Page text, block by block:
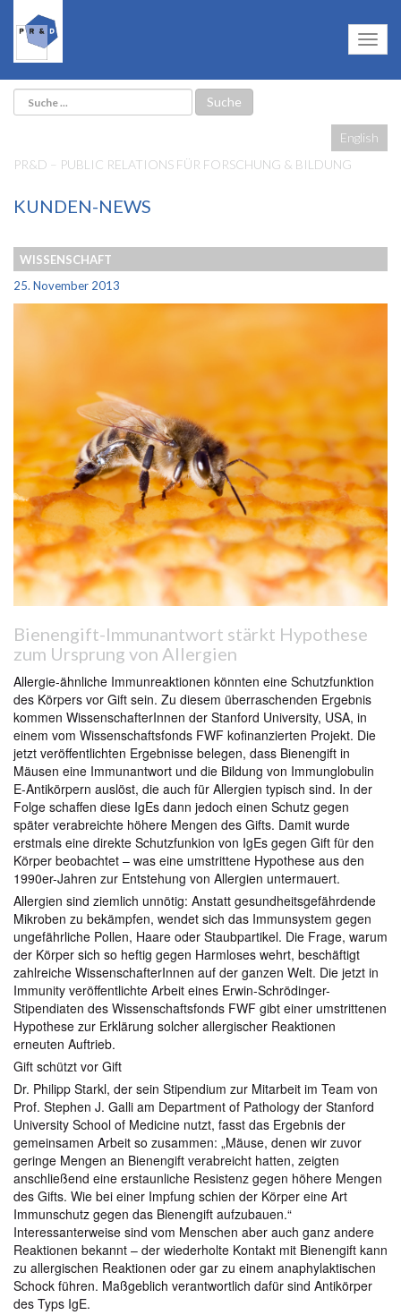
English
PR&D – PUBLIC RELATIONS FÜR FORSCHUNG & BILDUNG
KUNDEN-NEWS
WISSENSCHAFT
25. November 2013
Bienengift-Immunantwort stärkt Hypothese
zum Ursprung von Allergien
Allergie-ähnliche Immunreaktionen könnten eine Schutzfunktion
des Körpers vor Gift sein. Zu diesem überraschenden Ergebnis
kommen WissenschafterInnen der Stanford University, USA, in
einem vom Wissenschaftsfonds FWF kofinanzierten Projekt. Die
jetzt veröffentlichten Ergebnisse belegen, dass Bienengift in
Mäusen eine Immunantwort und die Bildung von Immunglobulin
E-Antikörpern auslöst, die auch für Allergien typisch sind. In der
Folge schaffen diese IgEs dann jedoch einen Schutz gegen
später verabreichte höhere Mengen des Gifts. Damit wurde
erstmals eine direkte Schutzfunkion von IgEs gegen Gift für den
Körper beobachtet – was eine umstrittene Hypothese aus den
1990er-Jahren zur Entstehung von Allergien untermauert.
Allergien sind ziemlich unnötig: Anstatt gesundheitsgefährdende
Mikroben zu bekämpfen, wendet sich das Immunsystem gegen
ungefährliche Pollen, Haare oder Staubpartikel. Die Frage, warum
der Körper sich so heftig gegen Harmloses wehrt, beschäftigt
zahlreiche WissenschafterInnen auf der ganzen Welt. Die jetzt in
Immunity veröffentlichte Arbeit eines Erwin-Schrödinger-
Stipendiaten des Wissenschaftsfonds FWF gibt einer umstrittenen
Hypothese zur Erklärung solcher allergischer Reaktionen
erneuten Auftrieb.
Gift schützt vor Gift
Dr. Philipp Starkl, der sein Stipendium zur Mitarbeit im Team von
Prof. Stephen J. Galli am Department of Pathology der Stanford
University School of Medicine nutzt, fasst das Ergebnis der
gemeinsamen Arbeit so zusammen: „Mäuse, denen wir zuvor
geringe Mengen an Bienengift verabreicht hatten, zeigten
anschließend eine erstaunliche Resistenz gegen höhere Mengen
des Gifts. Wie bei einer Impfung schien der Körper eine Art
Immunschutz gegen das Bienengift aufzubauen.“
Interessanterweise sind vom Menschen aber auch ganz andere
Reaktionen bekannt – der wiederholte Kontakt mit Bienengift kann
zu allergischen Reaktionen oder gar zu einem anaphylaktischen
Schock führen. Maßgeblich verantwortlich dafür sind Antikörper
des Typs IgE.